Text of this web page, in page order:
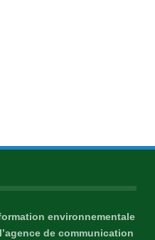
environnementale
de communication